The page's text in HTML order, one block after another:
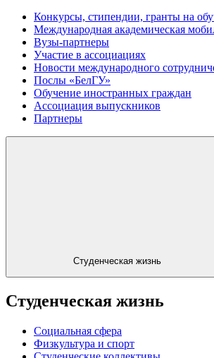
Конкурсы, стипендии, гранты на
Международная академическая
Вузы-партнеры
Участие в ассоциациях
Новости международного
Послы «БелГУ»
Обучение иностранных граждан
Ассоциация выпускников
Партнеры
Студенческая жизнь
Студенческая жизнь
Социальная сфера
Физкультура и спорт